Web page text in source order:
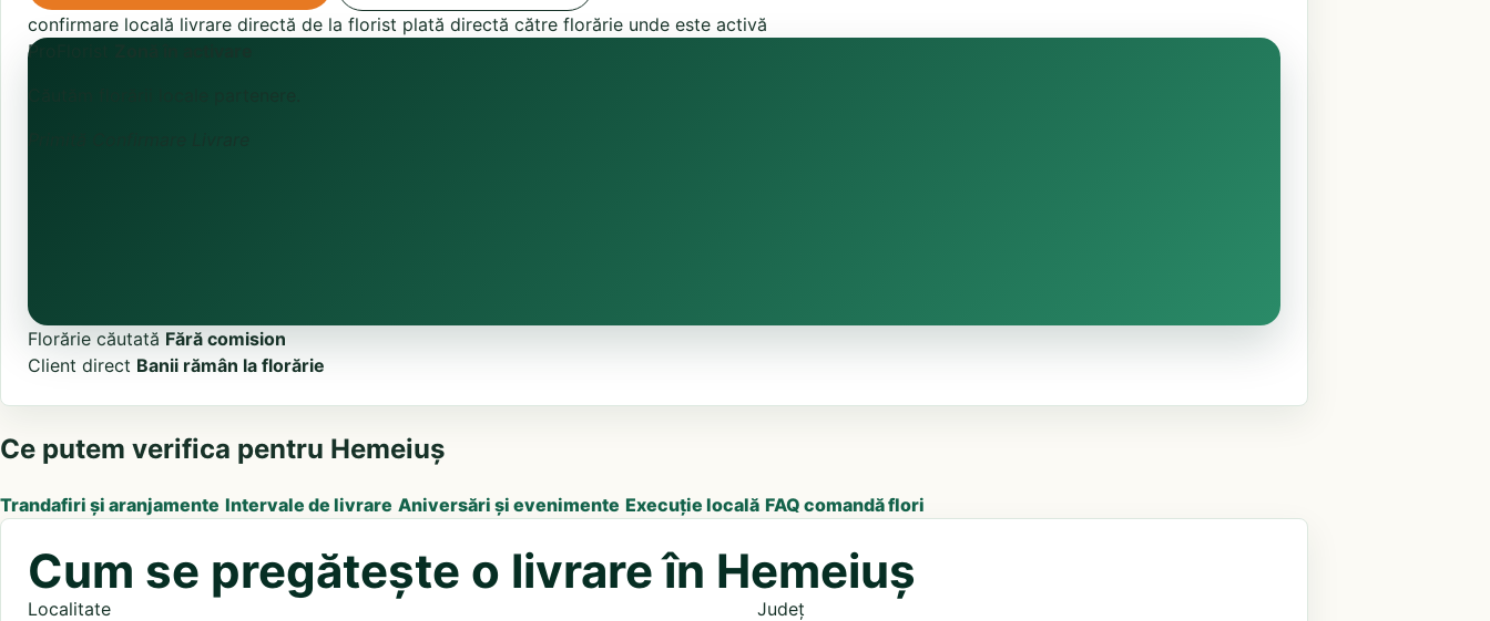
confirmare locală livrare directă de la florist plată directă către florărie unde este activă
ProFlorist
Florărie căutată Fără comision
Client direct Banii rămân la florărie
Ce putem verifica pentru Hemeiuș
Trandafiri și aranjamente Intervale de livrare Aniversări și evenimente Execuție locală FAQ comandă flori
Cum se pregătește o livrare în Hemeiuș
Localitate Județ